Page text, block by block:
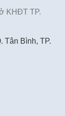
KHĐT TP.
Tân Bình, TP.